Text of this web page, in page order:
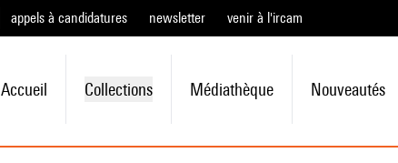
appels à candidatures newsletter venir à l'ircam
Accueil Collections Médiathèque Nouveautés